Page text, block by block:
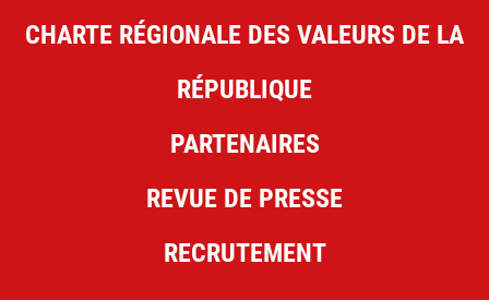
CHARTE RÉGIONALE DES VALEURS DE LA
RÉPUBLIQUE
PARTENAIRES
REVUE DE PRESSE
RECRUTEMENT